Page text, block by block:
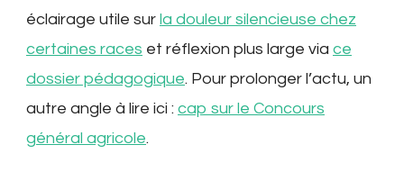
éclairage utile sur la douleur silencieuse chez
certaines races et réflexion plus large via ce
dossier pédagogique. Pour prolonger l’actu, un
autre angle à lire ici : cap sur le Concours
général agricole.